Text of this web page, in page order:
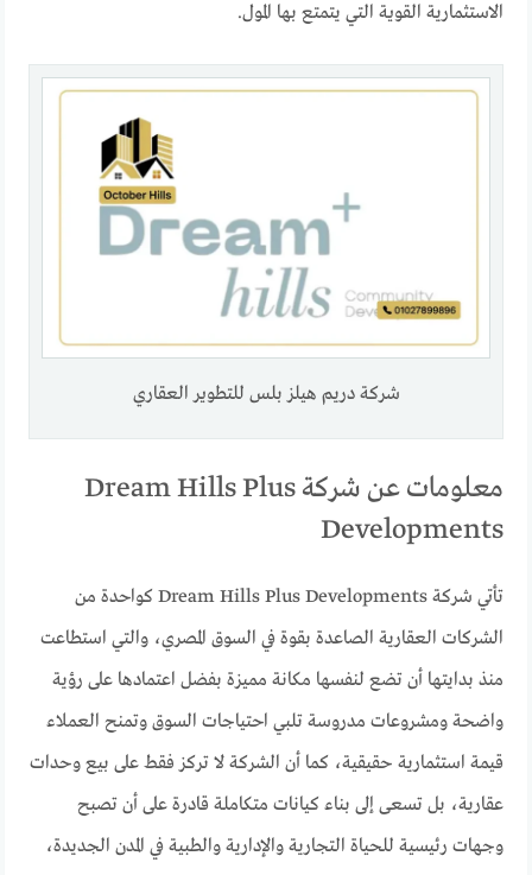
الاستثمارية القوية التي يتمتع بها المول.
شركة دريم هيلز بلس للتطوير العقاري
معلومات عن شركة Dream Hills Plus
Developments
تأتي شركة Dream Hills Plus Developments كواحدة من
الشركات العقارية الصاعدة بقوة في السوق المصري، والتي استطاعت
منذ بدايتها أن تضع لنفسها مكانة مميزة بفضل اعتمادها على رؤية
واضحة ومشروعات مدروسة تلبي احتياجات السوق وتمنح العملاء
قيمة استثمارية حقيقية، كما أن الشركة لا تركز فقط على بيع وحدات
عقارية، بل تسعى إلى بناء كيانات متكاملة قادرة على أن تصبح
وجهات رئيسية للحياة التجارية والإدارية والطبية في المدن الجديدة،